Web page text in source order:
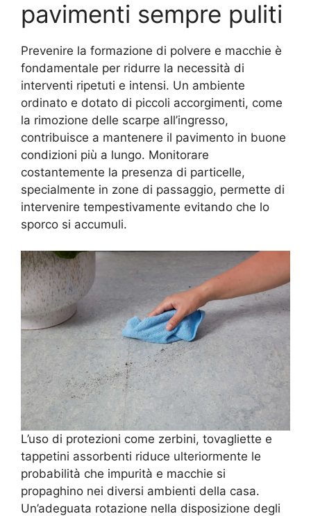
pavimenti sempre puliti
Prevenire la formazione di polvere e macchie è
fondamentale per ridurre la necessità di
interventi ripetuti e intensi. Un ambiente
ordinato e dotato di piccoli accorgimenti, come
la rimozione delle scarpe all’ingresso,
contribuisce a mantenere il pavimento in buone
condizioni più a lungo. Monitorare
costantemente la presenza di particelle,
specialmente in zone di passaggio, permette di
intervenire tempestivamente evitando che lo
sporco si accumuli.
L’uso di protezioni come zerbini, tovagliette e
tappetini assorbenti riduce ulteriormente le
probabilità che impurità e macchie si
propaghino nei diversi ambienti della casa.
Un’adeguata rotazione nella disposizione degli